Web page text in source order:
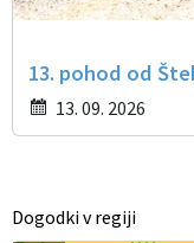
13. pohod od
13. 09. 2026
Dogodki v regiji